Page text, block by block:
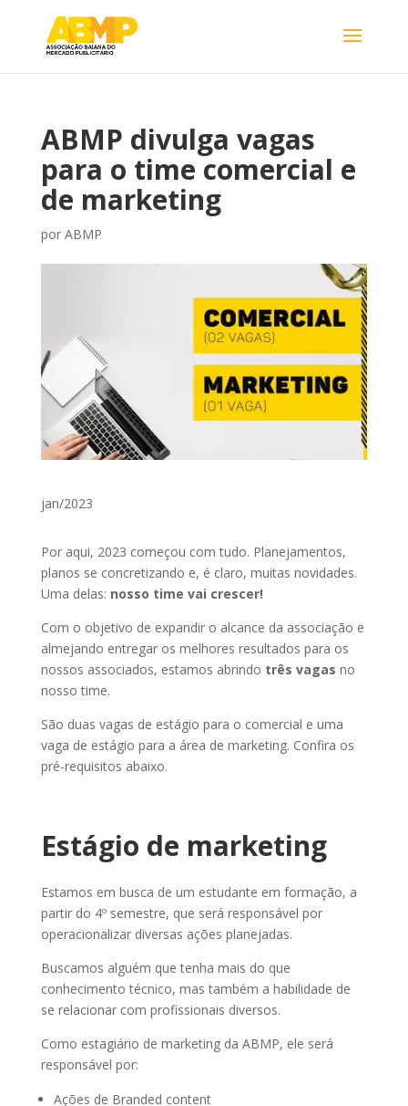
ABMP divulga vagas
para o time comercial e
de marketing
por ABMP
jan/2023
Por aqui, 2023 começou com tudo. Planejamentos,
planos se concretizando e, é claro, muitas novidades.
Uma delas: nosso time vai crescer!
Com o objetivo de expandir o alcance da associação e
almejando entregar os melhores resultados para os
nossos associados, estamos abrindo três vagas no
nosso time.
São duas vagas de estágio para o comercial e uma
vaga de estágio para a área de marketing. Confira os
pré-requisitos abaixo.
Estágio de marketing
Estamos em busca de um estudante em formação, a
partir do 4º semestre, que será responsável por
operacionalizar diversas ações planejadas.
Buscamos alguém que tenha mais do que
conhecimento técnico, mas também a habilidade de
se relacionar com profissionais diversos.
Como estagiário de marketing da ABMP, ele será
responsável por:
Ações de Branded content